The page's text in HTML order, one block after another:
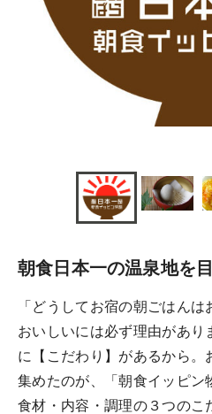
朝食日本一の温泉地を
「どうしてお宿の朝ごはんは
おいしいには必ず理由があり
に【こだわり】があるから。
集めたのが、「朝食イッピン
食材・内容・調理の３つのこ